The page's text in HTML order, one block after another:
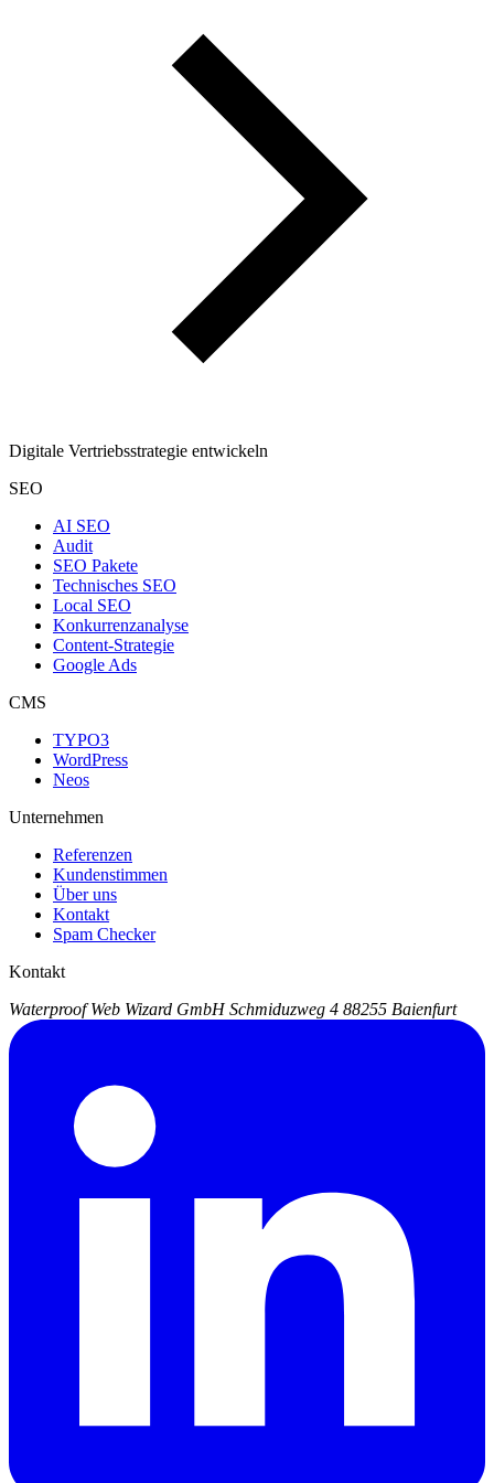
Digitale Vertriebsstrategie entwickeln
SEO
AI SEO
Audit
SEO Pakete
Technisches SEO
Local SEO
Konkurrenzanalyse
Content-Strategie
Google Ads
CMS
TYPO3
WordPress
Neos
Unternehmen
Referenzen
Kundenstimmen
Über uns
Kontakt
Spam Checker
Kontakt
Waterproof Web Wizard GmbH Schmiduzweg 4 88255 Baienfurt